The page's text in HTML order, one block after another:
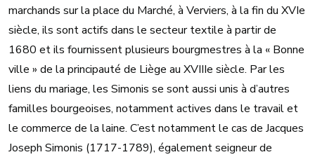
marchands sur la place du Marché, à Verviers, à la fin du XVIe
siècle, ils sont actifs dans le secteur textile à partir de
1680 et ils fournissent plusieurs bourgmestres à la « Bonne
ville » de la principauté de Liège au XVIIIe siècle. Par les
liens du mariage, les Simonis se sont aussi unis à d’autres
familles bourgeoises, notamment actives dans le travail et
le commerce de la laine. C’est notamment le cas de Jacques
Joseph Simonis (1717-1789), également seigneur de